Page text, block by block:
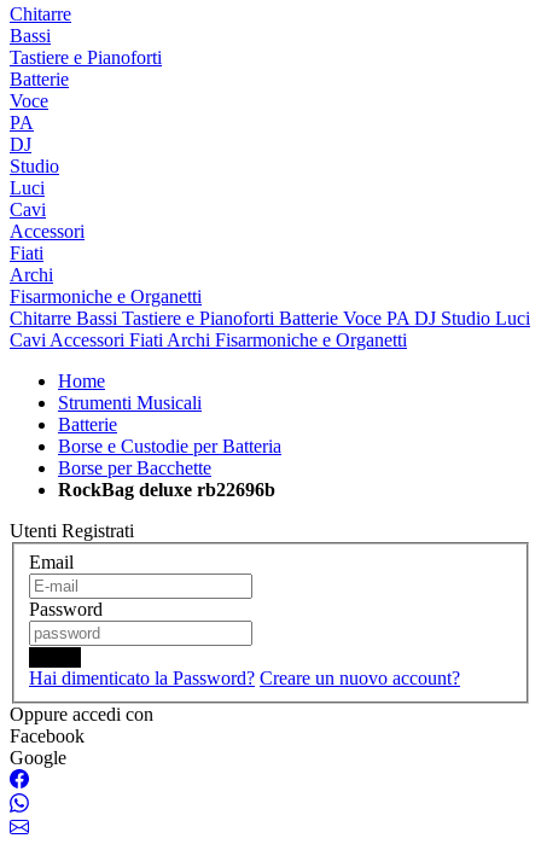
Chitarre
Bassi
Tastiere e Pianoforti
Batterie
Voce
PA
DJ
Studio
Luci
Cavi
Accessori
Fiati
Archi
Fisarmoniche e Organetti
Chitarre Bassi Tastiere e Pianoforti Batterie Voce PA DJ Studio Luci
Cavi Accessori Fiati Archi Fisarmoniche e Organetti
Home
Strumenti Musicali
Batterie
Borse e Custodie per Batteria
Borse per Bacchette
RockBag deluxe rb22696b
Utenti Registrati
Email
Password
Hai dimenticato la Password? Creare un nuovo account?
Oppure accedi con
Facebook
Google